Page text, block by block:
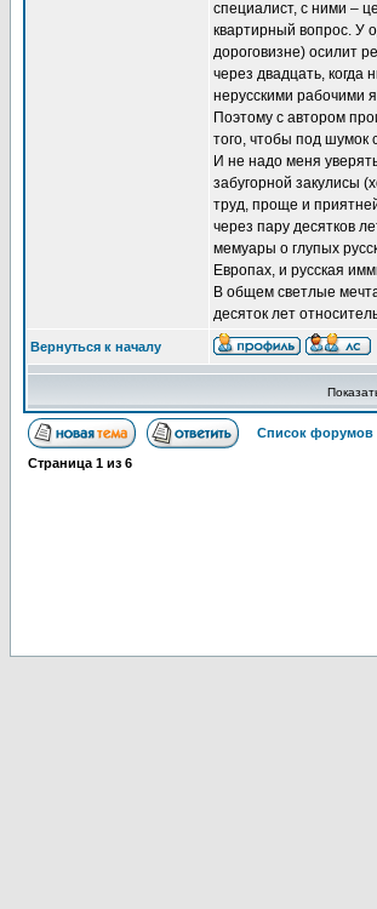
специалист, с ними –
квартирный вопрос. У
дороговизне) осилит
через двадцать,
нерусскими рабочими
Поэтому с автором
того, чтобы под шумок
И не надо меня
забугорной закулисы
труд, проще и
через пару десятков
мемуары о глупых
Европах, и русская
В общем светлые
десяток лет
Вернуться к началу
Список форумов
Страница 1 из 6